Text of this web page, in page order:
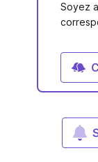
Soyez